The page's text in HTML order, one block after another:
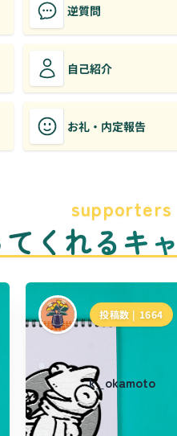
逆質問
自己紹介
お礼・内定報告
supporters
くれるキ
投稿数 | 1664
k_okamoto